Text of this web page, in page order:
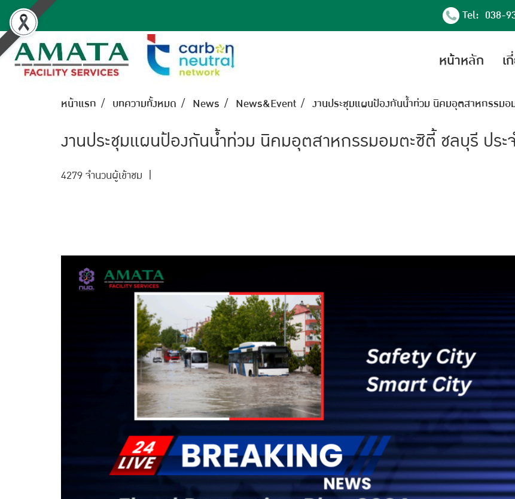
Tel: 038-
หน้าหลัก เ
หน้าแรก บทความทั้งหมด News News&Event งานประชุมแผนป้องกันน้ำท่วม นิคมอุตสาหกรรมอ
งานประชุมแผนป้องกันน้ำท่วม นิคมอุตสาหกรรมอมตะซิตี้ ชลบุรี ประ
4279 จำนวนผู้เข้าชม |